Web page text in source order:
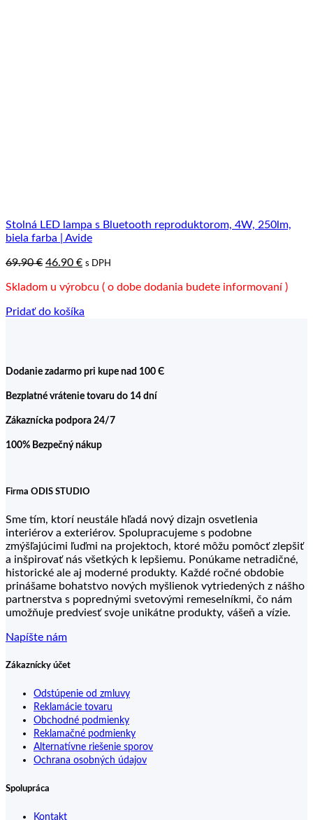
Stolná LED lampa s Bluetooth reproduktorom, 4W, 250lm,
biela farba | Avide
69.90€ Pôvodná
bola:
46.90 €Aktuálna
je:
s DPH
Skladom u výrobcu ( o dobe dodania budete informovaní )
Pridať do košíka
Dodanie zadarmo pri kupe nad 100 Є
Bezplatné vrátenie tovaru do 14 dní
Zákaznícka podpora 24/7
100% Bezpečný nákup
Firma ODIS STUDIO
Sme tím, ktorí neustále hľadá nový dizajn osvetlenia
interiérov a exteriérov. Spolupracujeme s podobne
zmýšľajúcimi ľuďmi na projektoch, ktoré môžu pomôcť zlepšiť
a inšpirovať nás všetkých k lepšiemu. Ponúkame netradičné,
historické ale aj moderné produkty. Každé ročné obdobie
prinášame bohatstvo nových myšlienok vytriedených z nášho
partnerstva s poprednými svetovými remeselníkmi, čo nám
umožňuje predviesť svoje unikátne produkty, vášeň a vízie.
Napíšte nám
Zákaznícky účet
Odstúpenie od zmluvy
Reklamácie tovaru
Obchodné podmienky
Reklamačné podmienky
Alternatívne riešenie sporov
Ochrana osobných údajov
Spolupráca
Kontakt